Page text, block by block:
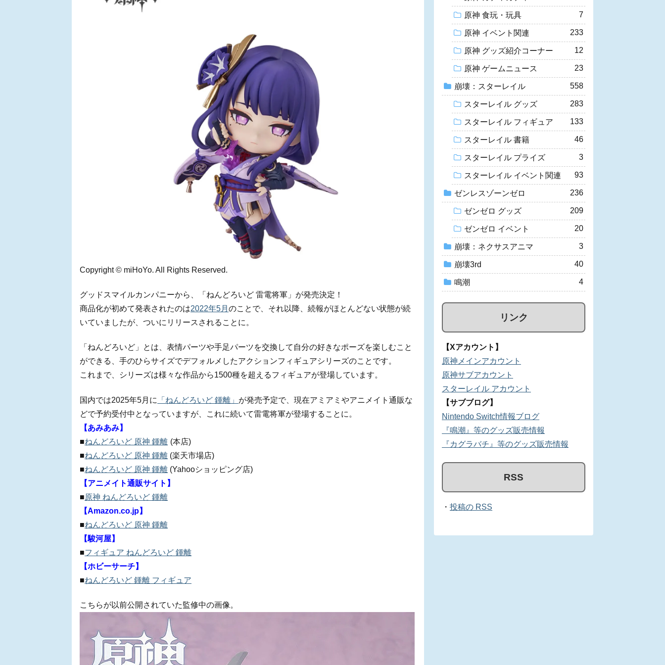
Copyright © miHoYo. All Rights Reserved.
グッドスマイルカンパニーから、「ねんどろいど 雷電将軍」が発売決定！
商品化が初めて発表されたのは2022年5月 のことで、それ以降、続報がほとんどない状態が続
いていましたが、ついにリリースされることに。
「ねんどろいど」とは、表情パーツや手足パーツを交換して自分の好きなポーズを楽しむこと
ができる、手のひらサイズでデフォルメしたアクションフィギュアシリーズのことです。
これまで、シリーズは様々な作品から1500種を超えるフィギュアが登場しています。
国内では2025年5月に 「ねんどろいど 鍾離」 が発売予定で、現在アミアミやアニメイト通販な
どで予約受付中となっていますが、これに続いて雷電将軍が登場することに。
【あみあみ】
■ねんどろいど 原神 鍾離 (本店)
■ねんどろいど 原神 鍾離 (楽天市場店)
■ねんどろいど 原神 鍾離 (Yahooショッピング店)
【アニメイト通販サイト】
■原神 ねんどろいど 鍾離
【Amazon.co.jp】
■ねんどろいど 原神 鍾離
【駿河屋】
■フィギュア ねんどろいど 鍾離
【ホビーサーチ】
■ねんどろいど 鍾離 フィギュア
こちらが以前公開されていた監修中の画像。
原神 食玩・玩具 7
原神 イベント関連 233
原神 グッズ紹介コーナー 12
原神 ゲームニュース 23
崩壊：スターレイル 558
スターレイル グッズ 283
スターレイル フィギュア 133
スターレイル 書籍 46
スターレイル プライズ 3
スターレイル イベント関連 93
ゼンレスゾーンゼロ 236
ゼンゼロ グッズ 209
ゼンゼロ イベント 20
崩壊：ネクサスアニマ 3
崩壊3rd 40
鳴潮 4
リンク
【Xアカウント】
原神メインアカウント
原神サブアカウント
スターレイル アカウント
【サブブログ】
Nintendo Switch情報ブログ
『鳴潮』等のグッズ販売情報
『カグラバチ』等のグッズ販売情報
RSS
・ 投稿の RSS